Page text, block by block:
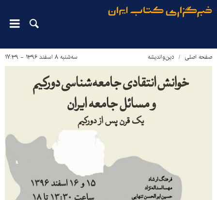
صفحه اصلی دین‌واندیشه سه‌شنبه ۸ اسفند ۱۳۹۶ - ۱۷:۳۹